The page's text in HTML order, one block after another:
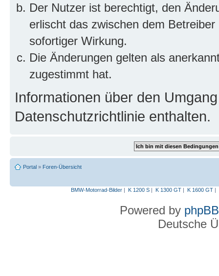
Der Nutzer ist berechtigt, den
erlischt das zwischen dem
sofortiger Wirkung.
Die Änderungen gelten als
zugestimmt hat.
Informationen über den
Datenschutzrichtlinie enthalten.
Portal » Foren-Übersicht
BMW-Motorrad-Bilder| K 1200 S| K 1300 GT| K 1600 GT|
Powered by phpBB
Deutsche